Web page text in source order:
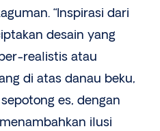
“Inspirasi dari
desain yang
realistis atau
di atas danau beku,
es, dengan
ilusi